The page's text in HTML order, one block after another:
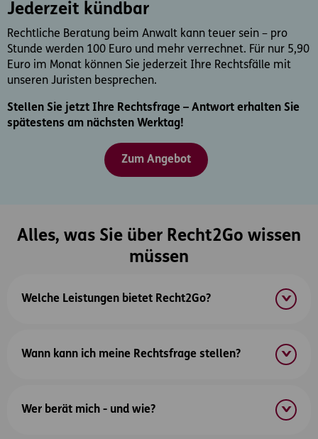
Jederzeit kündbar
Rechtliche Beratung beim Anwalt kann teuer sein – pro
Stunde werden 100 Euro und mehr verrechnet. Für nur 5,90
Euro im Monat können Sie jederzeit Ihre Rechtsfälle mit
unseren Juristen besprechen.
Stellen Sie jetzt Ihre Rechtsfrage – Antwort erhalten Sie
spätestens am nächsten Werktag!
Zum Angebot
Alles, was Sie über Recht2Go wissen
müssen
Welche Leistungen bietet Recht2Go?
Wann kann ich meine Rechtsfrage stellen?
Wer berät mich - und wie?